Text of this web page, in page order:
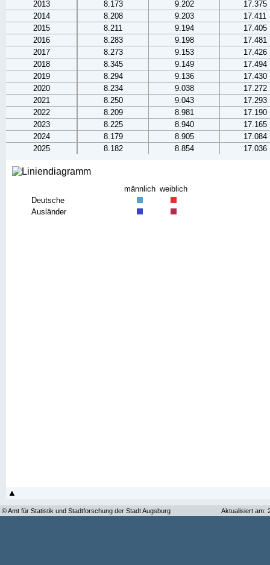
2013
8.173 9.202
17.375
2014
8.208 9.203
17.411
2015
8.211 9.194
17.405
2016
8.283 9.198
17.481
2017
8.273 9.153
17.426
2018
8.345 9.149
17.494
2019
8.294 9.136
17.430
2020
8.234 9.038
17.272
2021
8.250 9.043
17.293
2022
8.209 8.981
17.190
2023
8.225 8.940
17.165
2024
8.179 8.905
17.084
2025
8.182 8.854 17.036
männlich weiblich
Deutsche
Ausländer
© Amt für Statistik und Stadtforschung der Stadt Augsburg Aktualisiert am: